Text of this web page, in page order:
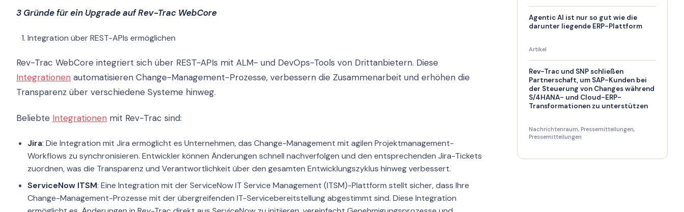
3 Gründe für ein Upgrade auf Rev-Trac WebCore
Integration über REST-APIs ermöglichen
Rev-Trac WebCore integriert sich über REST-APIs mit ALM- und DevOps-Tools von Drittanbietern. Diese
Integrationen automatisieren Change-Management-Prozesse, verbessern die Zusammenarbeit und erhöhen die
Transparenz über verschiedene Systeme hinweg.
Beliebte Integrationen mit Rev-Trac sind:
Jira: Die Integration mit Jira ermöglicht es Unternehmen, das Change-Management mit agilen Projektmanagement-
Workflows zu synchronisieren. Entwickler können Änderungen schnell nachverfolgen und den entsprechenden Jira-Tickets
zuordnen, was die Transparenz und Verantwortlichkeit über den gesamten Entwicklungszyklus hinweg verbessert.
ServiceNow ITSM: Eine Integration mit der ServiceNow IT Service Management (ITSM)-Plattform stellt sicher, dass Ihre
Change-Management-Prozesse mit der übergreifenden IT-Servicebereitstellung abgestimmt sind. Diese Integration
Agentic AI ist nur so gut wie die
darunter liegende ERP-Plattform
Artikel
Rev-Trac und SNP schließen
Partnerschaft, um SAP-Kunden bei
der Steuerung von Changes während
S/4HANA- und Cloud-ERP-
Transformationen zu unterstützen
Nachrichtenraum, Pressemitteilungen,
Pressemitteilungen